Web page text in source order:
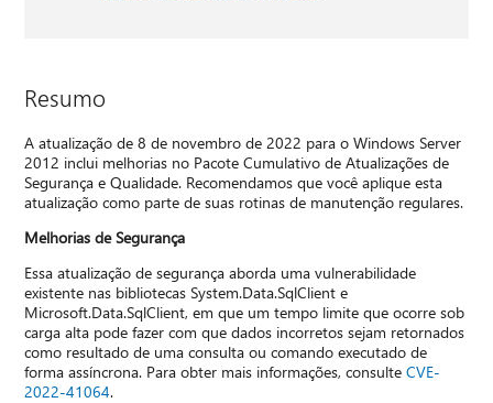
Resumo
A atualização de 8 de novembro de 2022 para o Windows Server
2012 inclui melhorias no Pacote Cumulativo de Atualizações de
Segurança e Qualidade. Recomendamos que você aplique esta
atualização como parte de suas rotinas de manutenção regulares.
Melhorias de Segurança
Essa atualização de segurança aborda uma vulnerabilidade
existente nas bibliotecas System.Data.SqlClient e
Microsoft.Data.SqlClient, em que um tempo limite que ocorre sob
carga alta pode fazer com que dados incorretos sejam retornados
como resultado de uma consulta ou comando executado de
forma assíncrona. Para obter mais informações, consulteCVE-
2022-41064.